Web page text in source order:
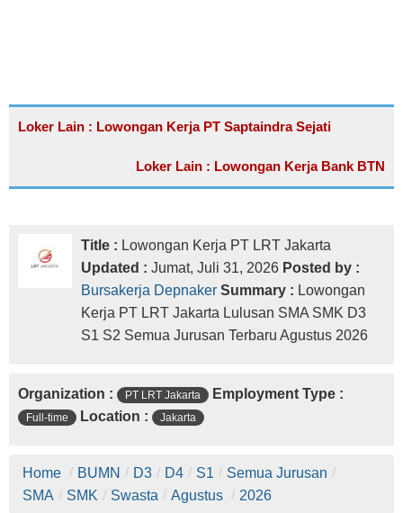
Loker Lain : Lowongan Kerja PT Saptaindra Sejati
Loker Lain : Lowongan Kerja Bank BTN
Title : Lowongan Kerja PT LRT Jakarta
Updated : Jumat, Juli 31, 2026 Posted by :
Bursakerja Depnaker Summary : Lowongan
Kerja PT LRT Jakarta Lulusan SMA SMK D3
S1 S2 Semua Jurusan Terbaru Agustus 2026
Organization : PT LRT Jakarta Employment Type :
Full-time Location : Jakarta
Home / BUMN / D3 / D4 / S1 / Semua Jurusan /
SMA / SMK / Swasta / Agustus / 2026